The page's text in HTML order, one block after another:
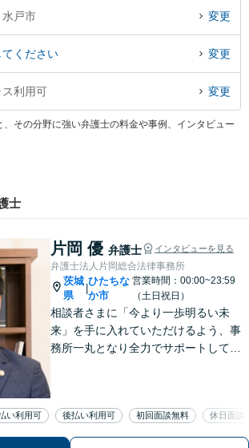
戸市 変更
ください 変更
利用可 変更
、その分野に強い弁護士の料金や事例、インタビュー
士
片岡 優 弁護士 インタビューを見る
弁護士法人片岡総合法律事務所
茨城
県
ひたちな
か市
営業時間：00:00~23:59
（土日祝日）
相談者さまに「今より一歩明るい未
来」を手に入れていただけるよう、事
務所一丸となり全力でサポートしてま
幅広く対応します【初回相談無料】
【土日祝対応可】
い利用可 後払い利用可 初回面談無料 休日面談